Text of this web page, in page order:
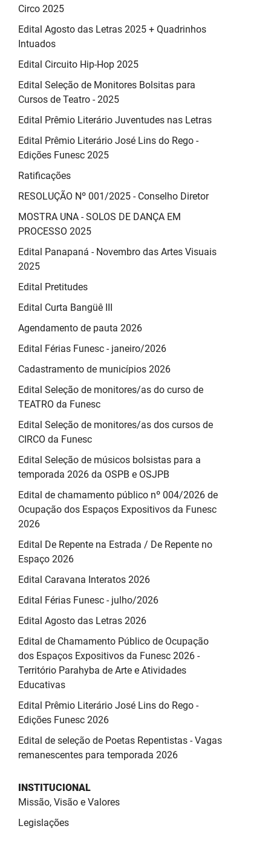
Circo 2025
Edital Agosto das Letras 2025 + Quadrinhos
Intuados
Edital Circuito Hip-Hop 2025
Edital Seleção de Monitores Bolsitas para
Cursos de Teatro - 2025
Edital Prêmio Literário Juventudes nas Letras
Edital Prêmio Literário José Lins do Rego -
Edições Funesc 2025
Ratificações
RESOLUÇÃO Nº 001/2025 - Conselho Diretor
MOSTRA UNA - SOLOS DE DANÇA EM
PROCESSO 2025
Edital Panapaná - Novembro das Artes Visuais
2025
Edital Pretitudes
Edital Curta Bangüê III
Agendamento de pauta 2026
Edital Férias Funesc - janeiro/2026
Cadastramento de municípios 2026
Edital Seleção de monitores/as do curso de
TEATRO da Funesc
Edital Seleção de monitores/as dos cursos de
CIRCO da Funesc
Edital Seleção de músicos bolsistas para a
temporada 2026 da OSPB e OSJPB
Edital de chamamento público nº 004/2026 de
Ocupação dos Espaços Expositivos da Funesc
2026
Edital De Repente na Estrada / De Repente no
Espaço 2026
Edital Caravana Interatos 2026
Edital Férias Funesc - julho/2026
Edital Agosto das Letras 2026
Edital de Chamamento Público de Ocupação
dos Espaços Expositivos da Funesc 2026 -
Território Parahyba de Arte e Atividades
Educativas
Edital Prêmio Literário José Lins do Rego -
Edições Funesc 2026
Edital de seleção de Poetas Repentistas - Vagas
remanescentes para temporada 2026
INSTITUCIONAL
Missão, Visão e Valores
Legislações